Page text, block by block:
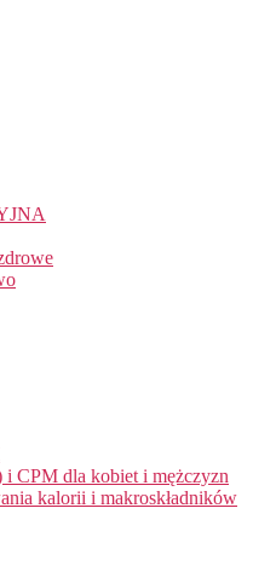
CPM dla kobiet i mężczyzn
kalorii i makroskładników